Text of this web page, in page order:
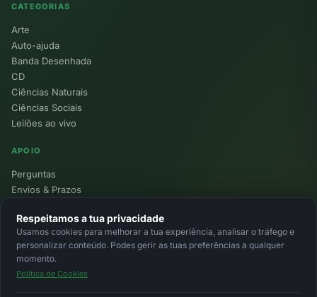
CATEGORIAS
Arte
Auto-ajuda
Banda Desenhada
CD
Ciências Naturais
Ciências Sociais
Leilões ao vivo
APOIO
Perguntas
Envios & Prazos
Devoluções
Minha Conta
© 2026 Ecolivros. Todos os direitos reservados.
Respeitamos a tua privacidade
Usamos cookies para melhorar a tua experiência, analisar o tráfego e
personalizar conteúdo. Podes gerir as tuas preferências a qualquer
momento.
Política de Cookies